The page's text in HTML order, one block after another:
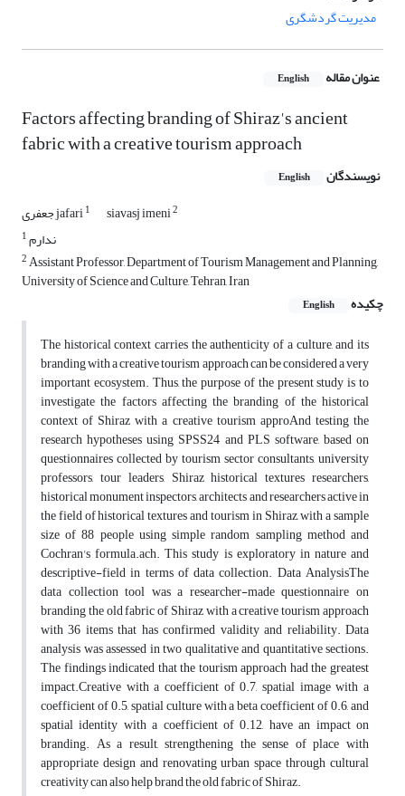
مدیریت گردشگری
عنوان مقاله English
Factors affecting branding of Shiraz's ancient
fabric with a creative tourism approach
نویسندگان English
جعفری jafari1 siavasj imeni2
1ندارم
2Assistant Professor, Department of Tourism Management and Planning,
University of Science and Culture, Tehran, Iran
چکیده
English
The historical context carries the authenticity of a culture, and its
branding with a creative tourism approach can be considered a very
important ecosystem. Thus, the purpose of the present study is to
investigate the factors affecting the branding of the historical
context of Shiraz with a creative tourism approAnd testing the
research hypotheses using SPSS24 and PLS software, based on
questionnaires collected by tourism sector consultants, university
professors, tour leaders, Shiraz historical textures researchers,
historical monument inspectors, architects and researchers active in
the field of historical textures and tourism in Shiraz, with a sample
size of 88 people using simple random sampling method and
Cochran's formula.ach. This study is exploratory in nature and
descriptive-field in terms of data collection. Data AnalysisThe
data collection tool was a researcher-made questionnaire on
branding the old fabric of Shiraz with a creative tourism approach
with 36 items that has confirmed validity and reliability. Data
analysis was assessed in two qualitative and quantitative sections.
The findings indicated that the tourism approach had the greatest
impact.Creative with a coefficient of 0.7, spatial image with a
coefficient of 0.5, spatial culture with a beta coefficient of 0.6, and
spatial identity with a coefficient of 0.12, have an impact on
branding. As a result, strengthening the sense of place with
appropriate design and renovating urban space through cultural
creativity can also help brand the old fabric of Shiraz.